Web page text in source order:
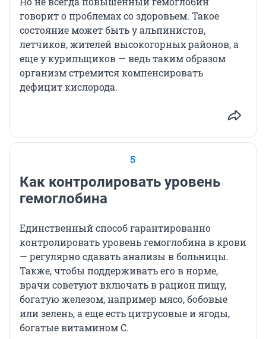
говорит о проблемах со здоровьем. Такое
состояние может быть у альпинистов,
летчиков, жителей высокогорных районов, а
еще у курильщиков — ведь таким образом
организм стремится компенсировать
дефицит кислорода.
5
Как контролировать уровень
гемоглобина
Единственный способ гарантированно
контролировать уровень гемоглобина в крови
— регулярно сдавать анализы в больницы.
Также, чтобы поддерживать его в норме,
врачи советуют включать в рацион пищу,
богатую железом, например мясо, бобовые
или зелень, а еще есть цитрусовые и ягоды,
богатые витамином С.